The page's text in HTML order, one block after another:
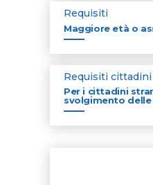
Requisiti
Maggiore età o
Requisiti
Per i cittadini
svolgimento